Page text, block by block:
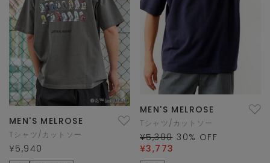
MEN'S MELROSE
Tシャツ/カットソー
¥5,940
MEN'S MELROSE
Tシャツ/カットソー
¥5,390 30% OFF
¥3,773